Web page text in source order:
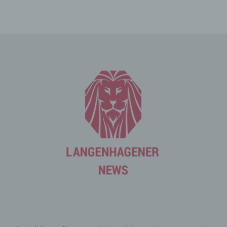
Internetbrowser oder andere Softwareprogramme
gelöscht werden. Dies ist in allen gängigen
Internetbrowsern möglich. Deaktiviert die betroffene
Person die Setzung von Cookies in dem genutzten
Internetbrowser, sind unter Umständen nicht alle
Funktionen unserer Internetseite vollumfänglich nutzbar.
Erfassung von allgemeinen Daten
und Informationen